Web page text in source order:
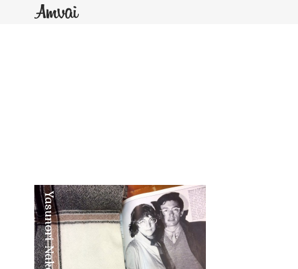
Yasunori Nakadake